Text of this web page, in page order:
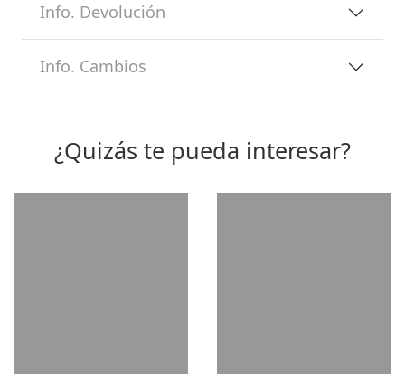
Info. Devolución
Info. Cambios
¿Quizás te pueda interesar?